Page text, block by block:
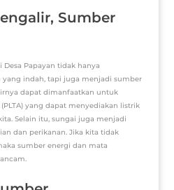
Sumber
Papayan tidak hanya
indah, tapi juga menjadi sumber
dapat dimanfaatkan untuk
yang dapat menyediakan listrik
Selain itu, sungai juga menjadi
dan perikanan. Jika kita tidak
sumber energi dan mata